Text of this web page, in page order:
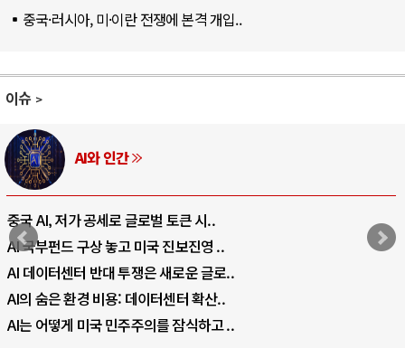
중국·러시아, 미·이란 전쟁에 본격 개입..
이슈
AI와 인간
중국 AI, 저가 공세로 글로벌 토큰 시..
AI 국부펀드 구상 놓고 미국 진보진영 ..
AI 데이터센터 반대 투쟁은 새로운 글로..
AI의 숨은 환경 비용: 데이터센터 확산..
AI는 어떻게 미국 민주주의를 잠식하고 ..